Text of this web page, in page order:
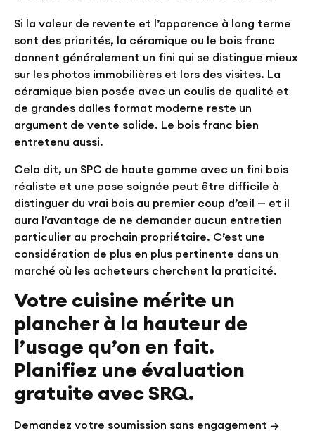
Si la valeur de revente et l’apparence à long terme
sont des priorités, la céramique ou le bois franc
donnent généralement un fini qui se distingue mieux
sur les photos immobilières et lors des visites. La
céramique bien posée avec un coulis de qualité et
de grandes dalles format moderne reste un
argument de vente solide. Le bois franc bien
entretenu aussi.
Cela dit, un SPC de haute gamme avec un fini bois
réaliste et une pose soignée peut être difficile à
distinguer du vrai bois au premier coup d’œil — et il
aura l’avantage de ne demander aucun entretien
particulier au prochain propriétaire. C’est une
considération de plus en plus pertinente dans un
marché où les acheteurs cherchent la praticité.
Votre cuisine mérite un
plancher à la hauteur de
l’usage qu’on en fait.
Planifiez une évaluation
gratuite avec SRQ.
Demandez votre soumission sans engagement →